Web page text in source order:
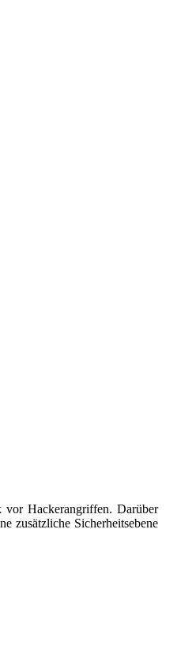
vor Hackerangriffen. Darüber
zusätzliche Sicherheitsebene